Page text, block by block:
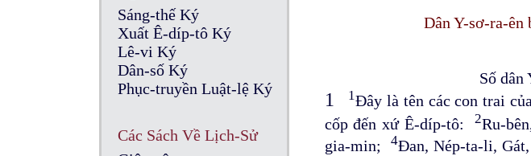
Các Sách Về Lịch-Sử
Sáng-thế Ký
Xuất Ê-díp-tô Ký
Lê-vi Ký
Dân-số Ký
Phục-truyền Luật-lệ Ký
Dân Y-sơ-ra-
Số dân
1 1Đây là tên các con trai
cốp đến xứ Ê-díp-tô:2Ru-
gia-min;
4Đan, Nép-ta-li,